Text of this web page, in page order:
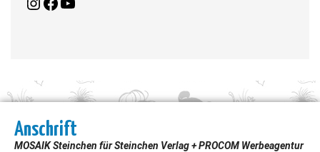
Anschrift
MOSAIK Steinchen für Steinchen Verlag + PROCOM Werbeagentur